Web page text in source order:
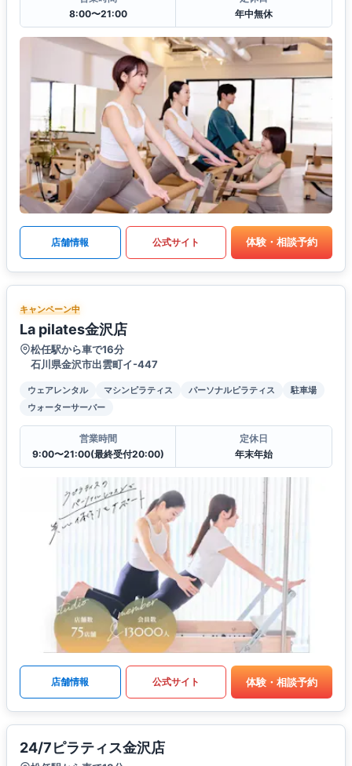
8:00〜21:00
年中無休
店舗情報 公式サイト 体験・相談予約
キャンペーン中
La pilates金沢店
松任駅から車で16分
石川県金沢市出雲町イ-447
ウェアレンタル マシンピラティス パーソナルピラティス
駐車場
ウォーターサーバー
営業時間
9:00〜21:00(最終受付20:00)
定休日
年末年始
店舗情報 公式サイト 体験・相談予約
24/7ピラティス金沢店